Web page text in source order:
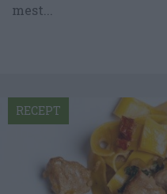
mest...
RECEPT